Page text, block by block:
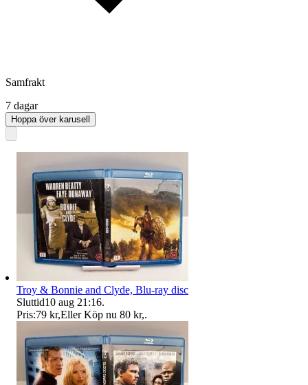
Samfrakt
7 dagar
Hoppa över karusell
Troy & Bonnie and Clyde, Blu-ray disc
Sluttid10 aug 21:16.
Pris:79 kr,Eller Köp nu 80 kr,.